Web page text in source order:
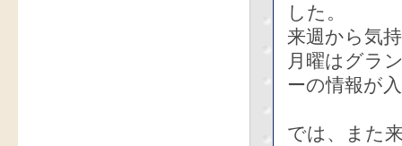
した。
来週から気
月曜はグラ
ーの情報が
では、また